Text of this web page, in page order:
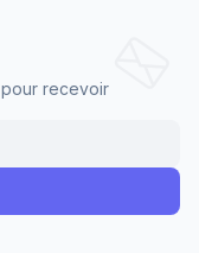
recevoir